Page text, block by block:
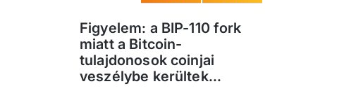
Figyelem: a BIP-110 fork
miatt a Bitcoin-
tulajdonosok coinjai
veszélybe kerültek...